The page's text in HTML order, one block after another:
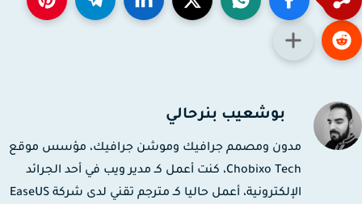
بوشعيب بنرحالي
مدون ومصمم جرافيك وموشن جرافيك، مؤسس موقع
Chobixo Tech، كنت أعمل كـ مدير ويب في أحد الجرائد
الإلكترونية، أعمل حاليا كـ مترجم تقني لدى شركة EaseUS